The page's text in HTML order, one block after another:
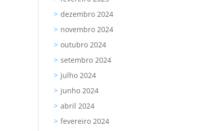
dezembro 2024
novembro 2024
outubro 2024
setembro 2024
julho 2024
junho 2024
abril 2024
fevereiro 2024